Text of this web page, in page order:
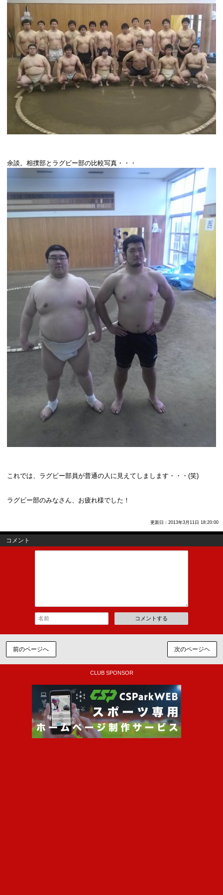
余談。相撲部とラグビー部の比較写真・・・
これでは、ラグビー部員が普通の人に見えてしまします・・・(笑)
ラグビー部のみなさん、お疲れ様でした！
更新日：2013年3月11日 18:20:00
コメント
コメントする
前のページへ 次のページヘ
CLUB SPONSOR